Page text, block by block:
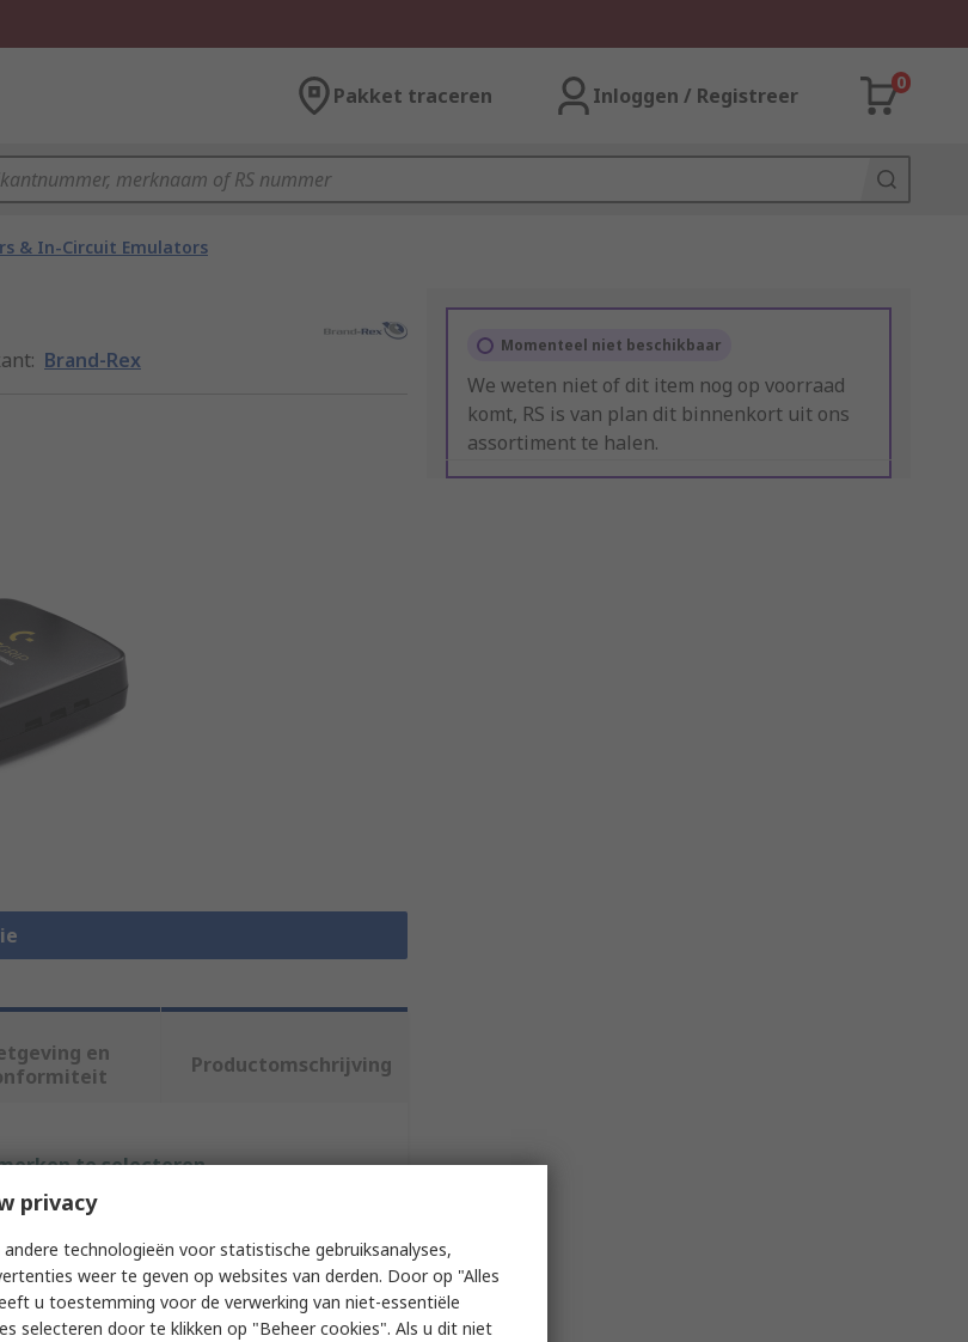
Pakket traceren Inloggen / Registreer
0
& In-Circuit Emulators
: Brand-Rex
Momenteel niet beschikbaar
We weten niet of dit item nog op voorraad
komt, RS is van plan dit binnenkort uit ons
assortiment te halen.
en
Productomschrijving
te selecteren.
privacy
technologieën voor statistische gebruiksanalyses,
weer te geven op websites van derden. Door op "Alles
u toestemming voor de verwerking van niet-essentiële
selecteren door te klikken op "Beheer cookies". Als u dit niet